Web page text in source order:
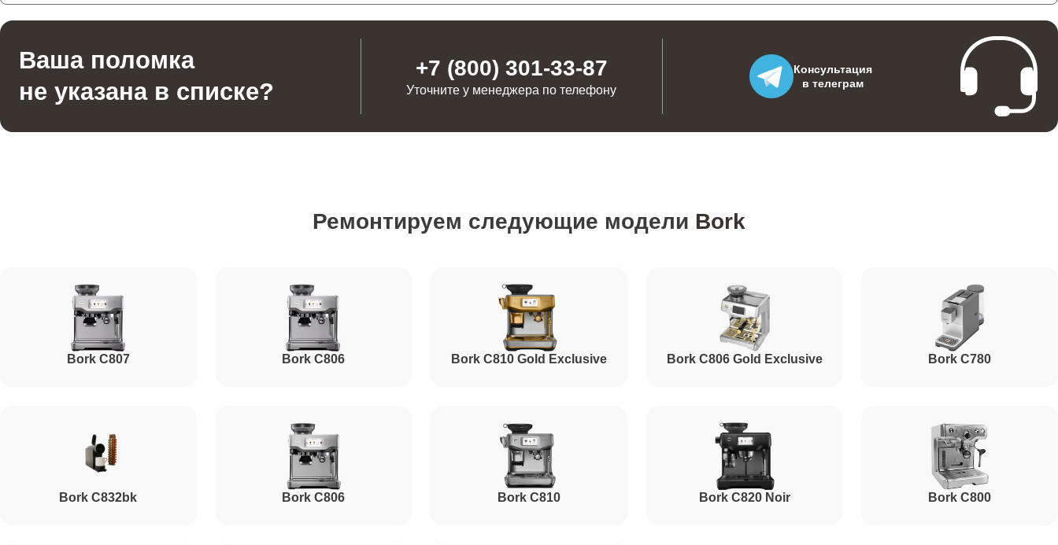
Ремонт трубок кофемашины
от 70 минут
от 70 минут
Ремонт или ремонт датчиков
от 80 минут
280
Очистка кофемашины от накипи
от 80 минут
400
Ремонт микровыключателя кофемашины
от 80 минут
580
Ваша поломка
не указана в списке?
+7 (800) 301-33-87
Уточните у менеджера по телефону
Консультация
в телеграм
Ремонтируем следующие модели Bork
Bork C807 Bork C806 Bork C810 Gold Exclusive Bork C806 Gold Exclusive Bork C780
Bork C832bk Bork C806 Bork C810 Bork C820 Noir Bork C800